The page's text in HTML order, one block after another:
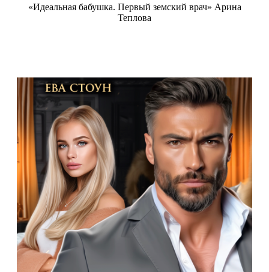
«Идеальная бабушка. Первый земский врач» Арина
Теплова